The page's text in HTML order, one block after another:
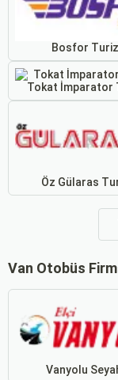
Bosfor
Tokat İmparator
Öz Gülaras
Van Otobüs
Vanyolu